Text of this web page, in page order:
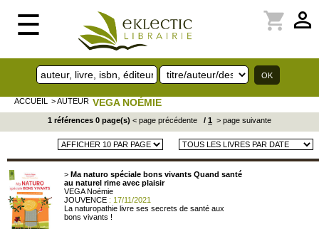
☰ perm_identity
shopping_cart
ACCUEIL > AUTEUR VEGA NOÉMIE
1 références 0 page(s) < page précédente / 1 > page suivante
> Ma naturo spéciale bons vivants Quand santé
au naturel rime avec plaisir
VEGA Noémie
JOUVENCE : 17/11/2021
La naturopathie livre ses secrets de santé aux
bons vivants !